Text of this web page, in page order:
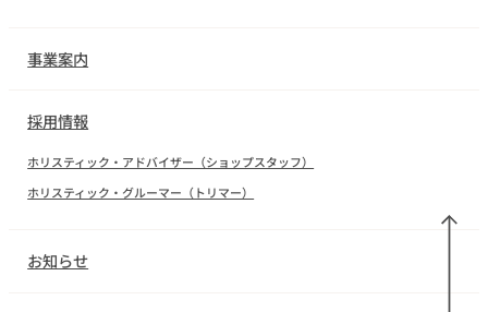
事業案内
採用情報
ホリスティック・アドバイザー（ショップスタッフ）
ホリスティック・グルーマー（トリマー）
お知らせ